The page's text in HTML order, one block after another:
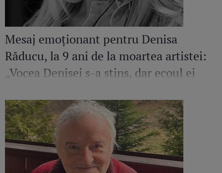
Mesaj emoționant pentru Denisa
Răducu, la 9 ani de la moartea artistei:
„Vocea Denisei s-a stins, dar ecoul ei